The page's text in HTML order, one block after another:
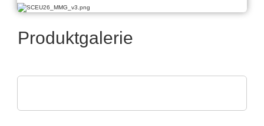
Produktgalerie